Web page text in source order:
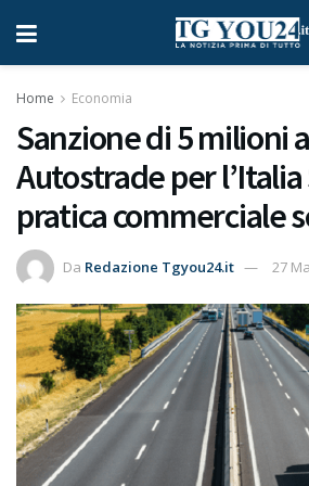
Home Economia
Sanzione di 5 milioni
Autostrade per
pratica commerciale
Da Redazione Tgyou24.it 27